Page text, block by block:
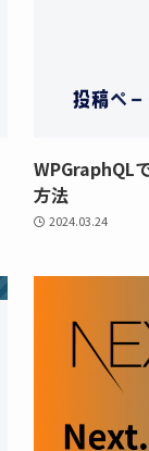
WPGraphQL
方法
2024.03.24